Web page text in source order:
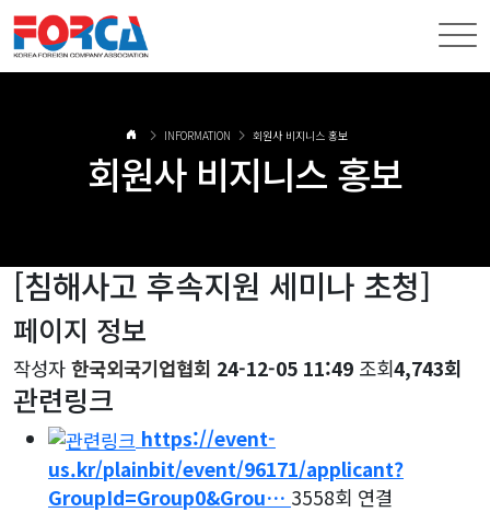
INFORMATION 회원사 비지니스 홍보
회원사 비지니스 홍보
[침해사고 후속지원 세미나 초청]
페이지 정보
작성자 한국외국기업협회 24-12-05 11:49 조회4,743회
관련링크
https://event-
us.kr/plainbit/event/96171/applicant?
GroupId=Group0&Grou… 3558회 연결